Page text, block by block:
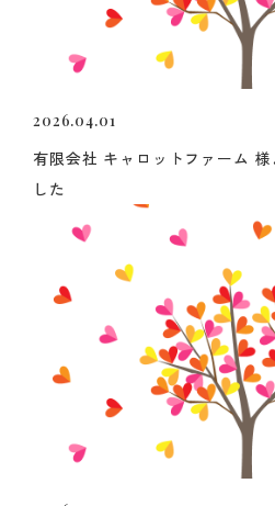
2026.04.01
有限会社 キャロットファーム
した